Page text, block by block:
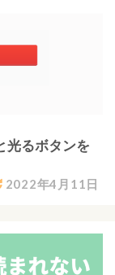
2022年4月11日
光るボタンを